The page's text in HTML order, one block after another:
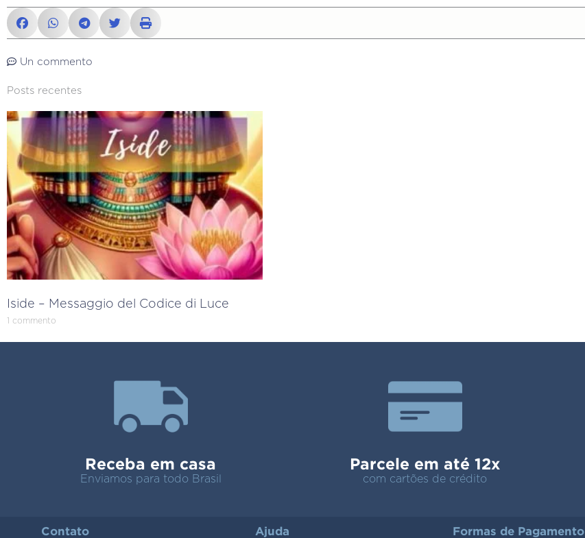
Un commento
Posts recentes
Iside – Messaggio del Codice di Luce
1 commento
Receba em casa
Enviamos para todo Brasil
Parcele em até 12x
com cartões de crédito
Contato Ajuda Formas de Pagamento